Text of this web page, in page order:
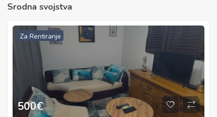
Srodna svojstva
Za Rentiranje
500€